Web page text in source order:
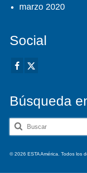
marzo 2020
Social
Búsqueda
Buscar
por:
© 2026 ESTA América. Todos los